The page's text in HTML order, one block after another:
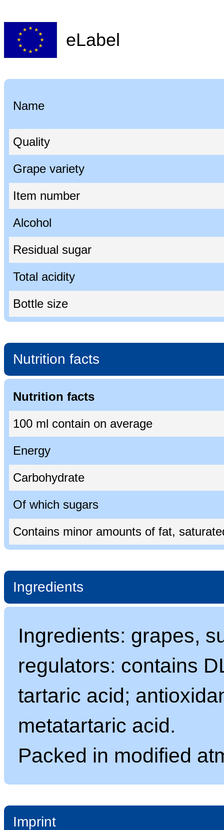
eLabel
Name
Quality
Grape variety
Item number
Alcohol
Residual sugar
Total acidity
Bottle size
Nutrition facts
Nutrition facts
100 ml contain on average
Energy
Carbohydrate
Of which sugars
Contains minor amounts of fat,
Ingredients
Ingredients: grapes,
regulators: contains
tartaric acid;
metatartaric acid.
Packed in modified
Imprint